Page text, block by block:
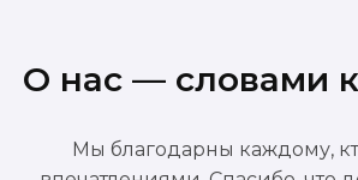
О нас — словами
Мы благодарны каждому,